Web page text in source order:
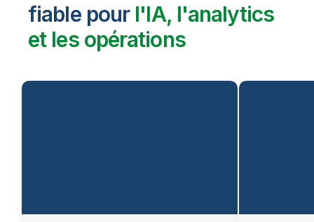
fiable pour l'IA, l'analytics
et les opérations